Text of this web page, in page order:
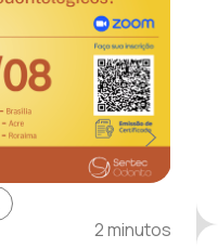
2 minutos